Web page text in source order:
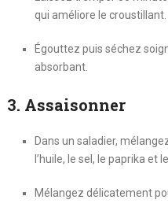
qui améliore le croustillant.
Égouttez puis séchez
absorbant.
3. Assaisonner
Dans un saladier,
l’huile, le sel, le paprika et
Mélangez délicatement